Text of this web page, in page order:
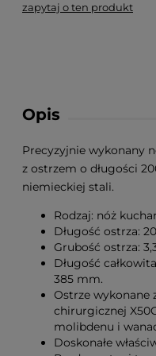
zapytaj o ten produkt
Opis
Precyzyjnie wykonany
z ostrzem o długości
niemieckiej stali.
Rodzaj: nóż
Długość ostrza:
Grubość ostrza:
Długość
385 mm.
Ostrze wykonane
chirurgicznej
molibdenu i
Doskonałe